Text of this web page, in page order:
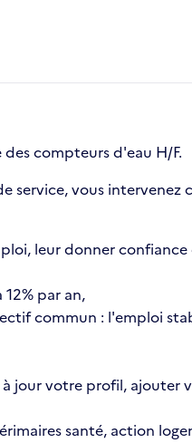
compteurs d'eau H/F.
vous intervenez
leur donner
par an,
commun : l'emploi
jour votre profil,
santé, action